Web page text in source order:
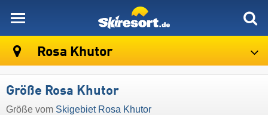
Rosa Khutor
Größe Rosa Khutor
Größe vom Skigebiet Rosa Khutor